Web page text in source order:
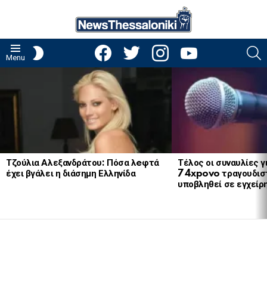
Menu
facebooktwitter instagramyoutube
Τζούλια Αλεξανδράτου: Πόσα λeφτά
έχει βγάλει η διάσημη Ελληνίδα
Τέλος οι συναυλίες
74xpovo
υποβληθεί σε